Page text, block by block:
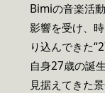
Bimiの音楽活
影響を受け、
り込んできた
自身27歳の誕
見据えてきた